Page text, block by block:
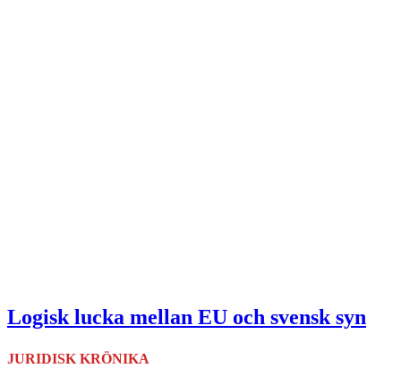
Logisk lucka mellan EU och svensk syn
JURIDISK KRÖNIKA